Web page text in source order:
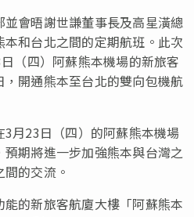
會晤謝世謙董事長及高星潢總
和台北之間的定期航班。此次
（四）阿蘇熊本機場的新旅客
開通熊本至台北的雙向包機航
月23日（四）的阿蘇熊本機場
期將進一步加強熊本與台灣之
的交流。
的新旅客航廈大樓「阿蘇熊本